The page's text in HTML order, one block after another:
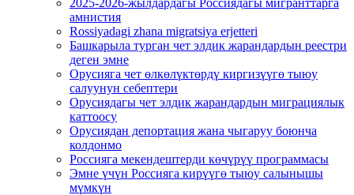
2025-2026-жылдардагы Россиядагы мигранттарга
амнистия
Rossiyadagi zhana migratsiya erjetteri
Башкарыла турган чет элдик жарандардын реестри
деген эмне
Орусияга чет өлкөлүктөрдү киргизүүгө тыюу
салуунун себептери
Орусиядагы чет элдик жарандардын миграциялык
каттоосу
Орусиядан депортация жана чыгаруу боюнча
колдонмо
Россияга мекендештерди көчүрүү программасы
Эмне үчүн Россияга кирүүгө тыюу салынышы
мүмкүн